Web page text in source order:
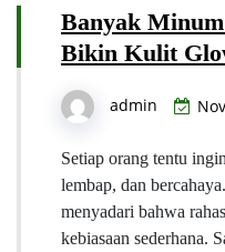
Banyak
Bikin Kulit
admin
Setiap orang tentu
lembap, dan
menyadari bahwa
kebiasaan sederhana.